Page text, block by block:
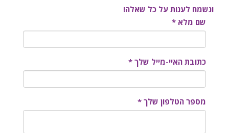
ונשמח לענות על כל שאלה!
שם מלא *
כתובת האיי-מייל שלך *
מספר הטלפון שלך *